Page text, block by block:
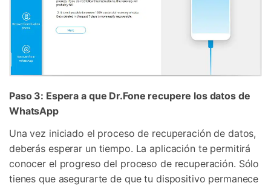
Paso 3: Espera a que Dr.Fone recupere los datos de
WhatsApp
Una vez iniciado el proceso de recuperación de datos,
deberás esperar un tiempo. La aplicación te permitirá
conocer el progreso del proceso de recuperación. Sólo
tienes que asegurarte de que tu dispositivo permanece